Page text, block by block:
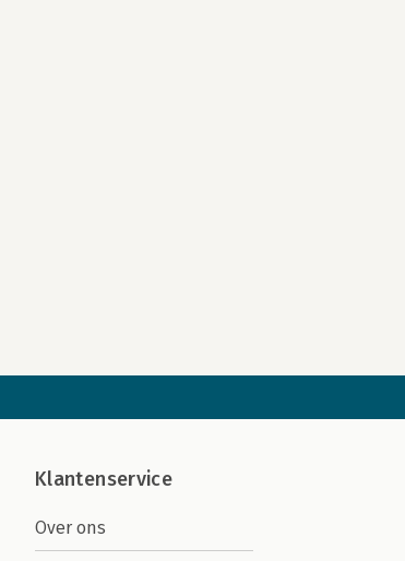
Klantenservice
Over ons